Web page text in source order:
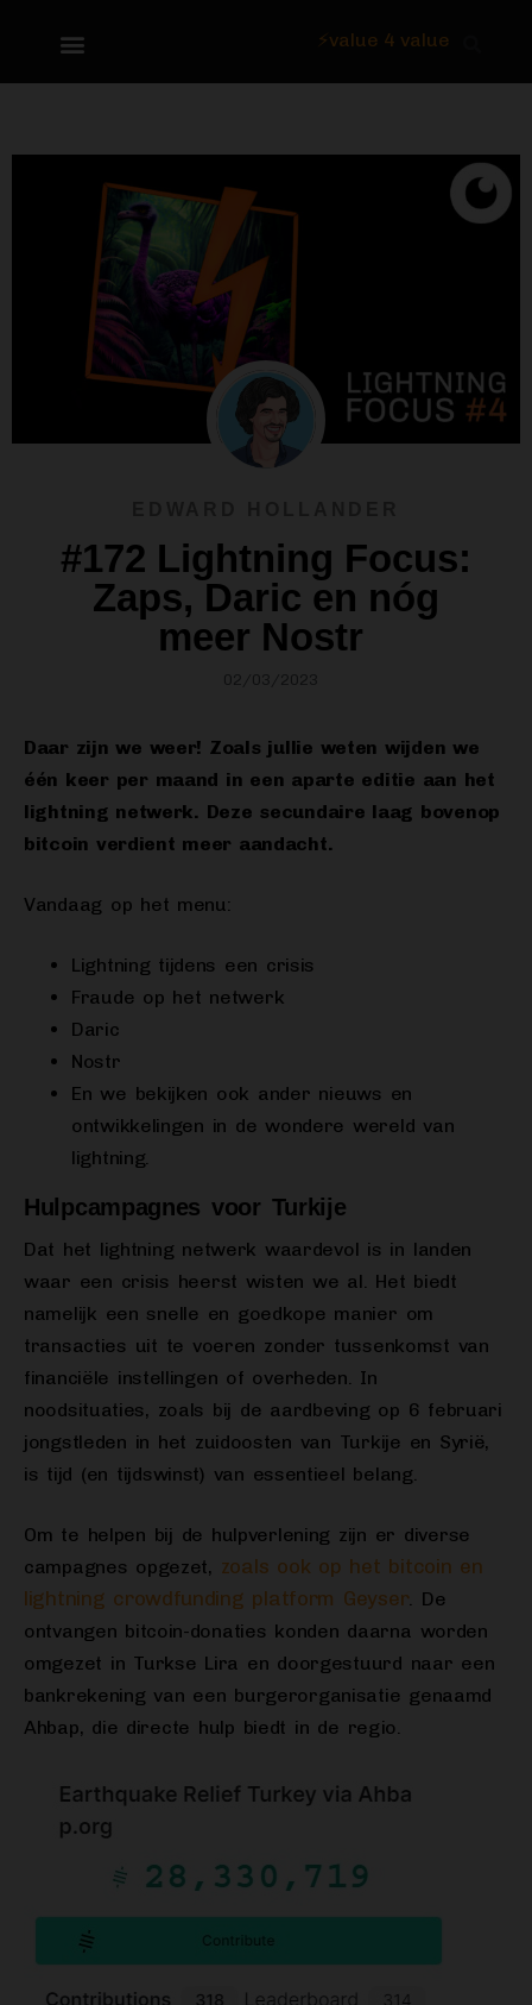
⚡value 4 value
#172 Lightning Focus:
Zaps, Daric en nóg
meer Nostr
02/03/2023
Daar zijn we weer! Zoals jullie weten wijden we
één keer per maand in een aparte editie aan het
lightning netwerk. Deze secundaire laag bovenop
bitcoin verdient meer aandacht.
Vandaag op het menu:
Lightning tijdens een crisis
Fraude op het netwerk
Daric
Nostr
En we bekijken ook ander nieuws en
ontwikkelingen in de wondere wereld van
lightning.
Hulpcampagnes voor Turkije
Dat het lightning netwerk waardevol is in landen
waar een crisis heerst wisten we al. Het biedt
namelijk een snelle en goedkope manier om
transacties uit te voeren zonder tussenkomst van
financiële instellingen of overheden. In
noodsituaties, zoals bij de aardbeving op 6 februari
jongstleden in het zuidoosten van Turkije en Syrië,
is tijd (en tijdswinst) van essentieel belang.
Om te helpen bij de hulpverlening zijn er diverse
campagnes opgezet, zoals ook op het bitcoin en
lightning crowdfunding platform Geyser. De
ontvangen bitcoin-donaties konden daarna worden
omgezet in Turkse Lira en doorgestuurd naar een
bankrekening van een burgerorganisatie genaamd
Ahbap, die directe hulp biedt in de regio.